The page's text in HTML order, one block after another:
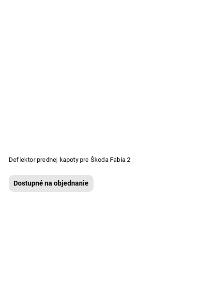
Deflektor prednej kapoty pre Škoda Fabia 2
Dostupné na objednanie